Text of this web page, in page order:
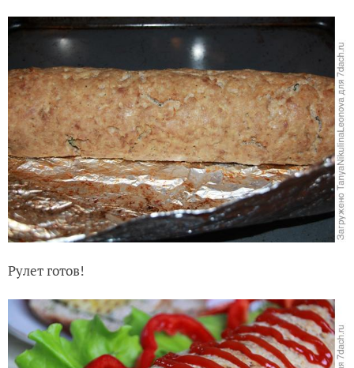
Рулет готов!